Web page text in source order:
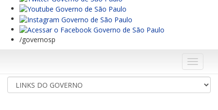
/governosp
Menu